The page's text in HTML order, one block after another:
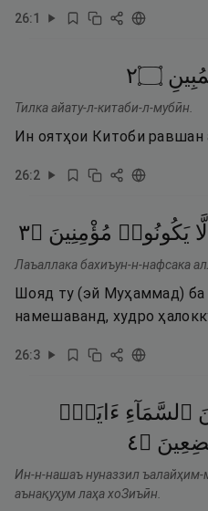
26:1
۝٢
Тилка айату-л-китаби-л-мубӣн.
Ин оятҳои Китоби равшан
26:2
أَلَّا يَكُونُوا۟ مُؤْمِنِينَ ۝٣
Лаъаллака бахиъун-н-нафсака
Шояд ту (эй Муҳаммад) ба
намешаванд, худро
26:3
ٱلسَّمَآءِ ءَايَةًۭ
۝٤
Ин-н-нашаъ нуназзил
аънақуҳум лаҳа хоЗиъӣн.